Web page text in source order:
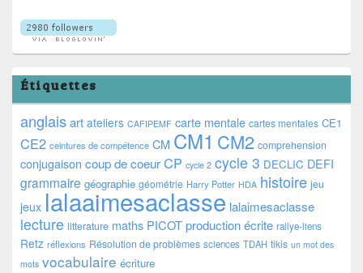
Étiquettes
anglaisart ateliers CAFIPEMF carte mentale cartes mentales CE1
CE2 ceintures de compétence CM CM1 CM2 comprehension
conjugaison coup de coeurCP cycle 2 cycle 3 DECLIC DEFI
grammaire géographie géométrie Harry Potter HDA histoire jeu
jeux lalaaimesaclasse lalaimesaclasse
lecture litterature maths PICOTproduction écrite rallye-liens
Retz réflexions Résolution de problèmes sciences TDAH tikis un mot des
mots vocabulaire écriture